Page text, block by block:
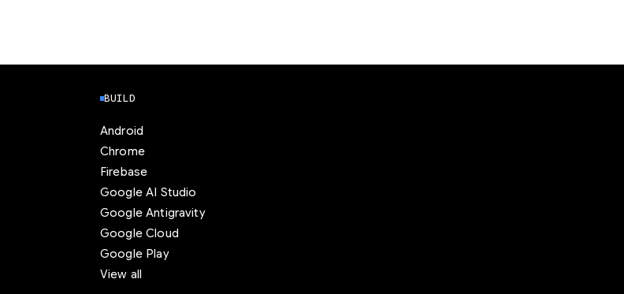
BUILD
Android
Chrome
Firebase
Google AI Studio
Google Antigravity
Google Cloud
Google Play
View all